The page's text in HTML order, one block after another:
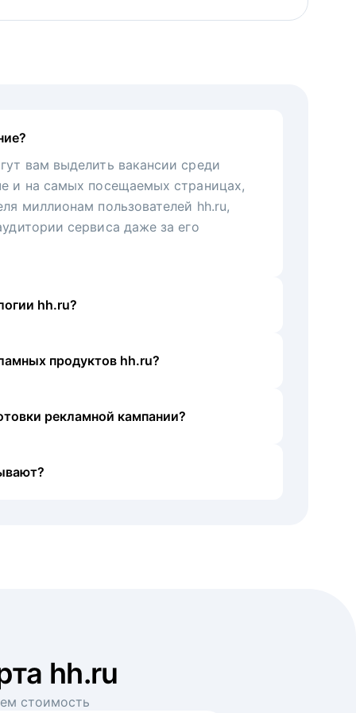
вам выделить вакансии среди
и на самых посещаемых страницах,
миллионам пользователей hh.ru,
сервиса даже за его
hh.ru?
продуктов hh.ru?
рекламной кампании?
hh.ru
стоимость